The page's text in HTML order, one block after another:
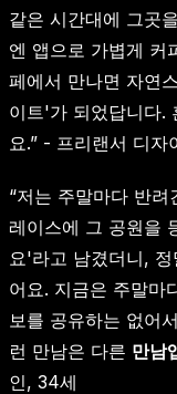
같은 시간대에 그곳
엔 앱으로 가볍게 커
페에서 만나면 자연
이트'가 되었답니다.
요.” - 프리랜서 디자
“저는 주말마다 반
레이스에 그 공원을
요'라고 남겼더니,
어요. 지금은 주말마
보를 공유하는 없어
런 만남은 다른 만남
인, 34세